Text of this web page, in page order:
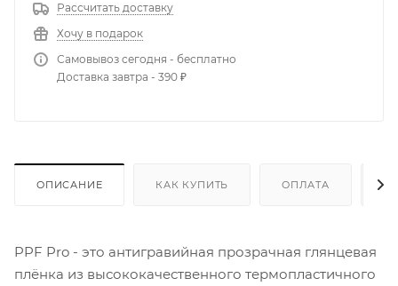
Рассчитать доставку
Хочу в подарок
Самовывоз сегодня - бесплатно
Доставка завтра - 390 ₽
ОПИСАНИЕ КАК КУПИТЬ ОПЛАТА
PPF Pro - это антигравийная прозрачная глянцевая
плёнка из высококачественного термопластичного